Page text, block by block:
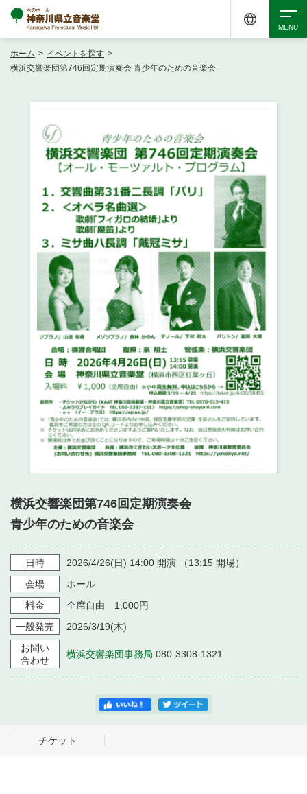
・ イベント一覧
・ イベントカレンダー
ご来場案内
・ 館内サービス・アクセシビリティ
・ フロアマップ
・ 交通案内
・ よくある質問
施設を借りる
・ 施設を借りる
・ 空き状況
・ 抽選対象日
・ 利用料金
音楽堂について
・ 音楽堂のご案内
・ フロアマップ
・ 芸術参与
・ 建築見学ツアー
神奈川県立音楽堂
アクセシビリティ
ホーム > イベントを探す >
横浜交響楽団第746回定期演奏会 青少年のための音楽会
横浜交響楽団第746回定期演奏会
青少年のための音楽会
日時 2026/4/26(日) 14:00 開演 （13:15 開場）
会場
ホール
料金
全席自由 1,000円
一般発売
2026/3/19(木)
お問い
合わせ
横浜交響楽団事務局 080-3308-1321
チケット